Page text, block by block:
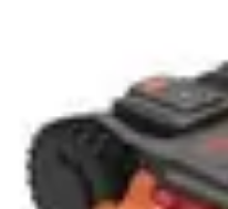
Projets Nouvelle Vie